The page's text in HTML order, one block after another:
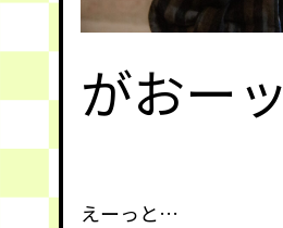
がおーッ
えーっと…